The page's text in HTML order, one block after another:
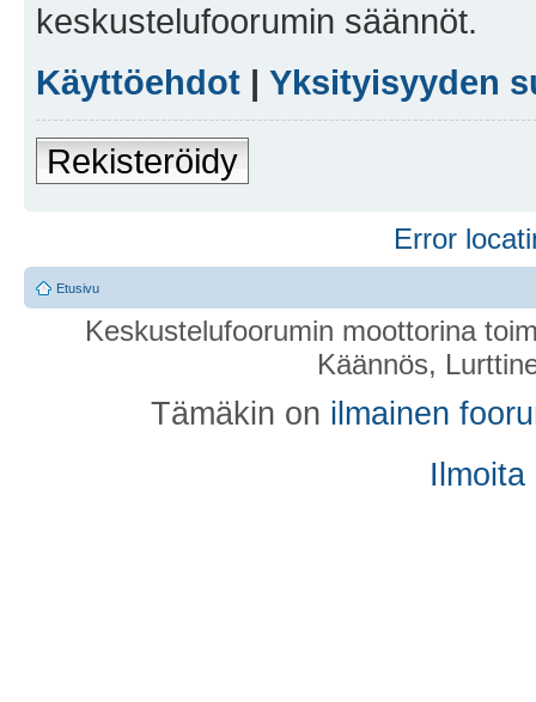
keskustelufoorumin säännöt.
Käyttöehdot | Yksityisyyden
Rekisteröidy
Error
Etusivu
Keskustelufoorumin moottorina
Käännös,
Tämäkin on ilmainen